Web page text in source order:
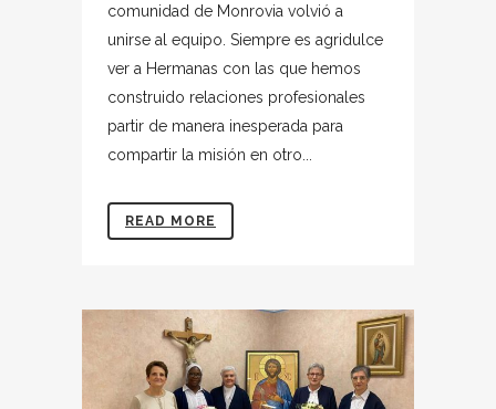
comunidad de Monrovia volvió a
unirse al equipo. Siempre es agridulce
ver a Hermanas con las que hemos
construido relaciones profesionales
partir de manera inesperada para
compartir la misión en otro...
READ MORE